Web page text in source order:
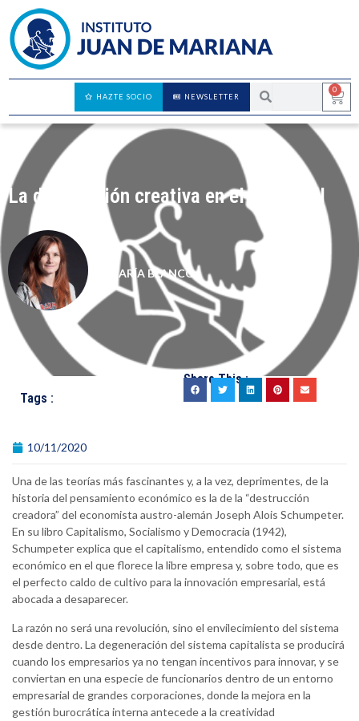
0
NEWSLETTER
HAZTE SOCIO
La destrucción creativa en el siglo XXI
MARÍA BLANCO
Tags :
Share This :
10/11/2020
Una de las teorías más fascinantes y, a la vez, deprimentes, de la
historia del pensamiento económico es la de la “destrucción
creadora” del economista austro-alemán Joseph Alois Schumpeter.
En su libro Capitalismo, Socialismo y Democracia (1942),
Schumpeter explica que el capitalismo, entendido como el sistema
económico en el que florece la libre empresa y, sobre todo, que es
el perfecto caldo de cultivo para la innovación empresarial, está
abocada a desaparecer.
La razón no será una revolución, sino el envilecimiento del sistema
desde dentro. La degeneración del sistema capitalista se producirá
cuando los empresarios ya no tengan incentivos para innovar, y se
conviertan en una especie de funcionarios dentro de un entorno
empresarial de grandes corporaciones, donde la mejora en la
gestión burocrática interna antecede a la creatividad